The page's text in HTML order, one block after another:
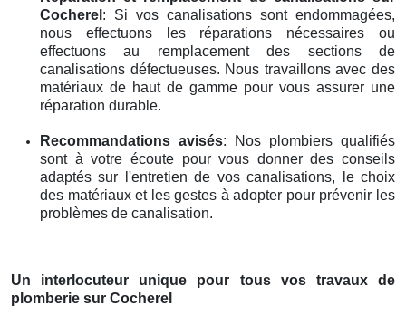
Cocherel : Si vos canalisations sont endommagées,
nous effectuons les réparations nécessaires ou
effectuons au remplacement des sections de
canalisations défectueuses. Nous travaillons avec des
matériaux de haut de gamme pour vous assurer une
réparation durable.
Recommandations avisés: Nos plombiers qualifiés
sont à votre écoute pour vous donner des conseils
adaptés sur l'entretien de vos canalisations, le choix
des matériaux et les gestes à adopter pour prévenir les
problèmes de canalisation.
Un interlocuteur unique pour tous vos travaux de
plomberie sur Cocherel